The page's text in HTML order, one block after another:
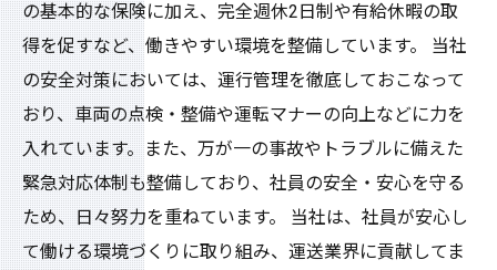
の基本的な保険に加え、完全週休2日制や有給休暇の取
得を促すなど、働きやすい環境を整備しています。 当社
の安全対策においては、運行管理を徹底しておこなって
おり、車両の点検・整備や運転マナーの向上などに力を
入れています。また、万が一の事故やトラブルに備えた
緊急対応体制も整備しており、社員の安全・安心を守る
ため、日々努力を重ねています。 当社は、社員が安心し
て働ける環境づくりに取り組み、運送業界に貢献してま